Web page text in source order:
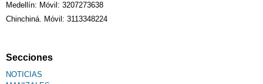
Medellín: Móvil: 3207273638
Chinchiná. Móvil: 3113348224
Secciones
NOTICIAS